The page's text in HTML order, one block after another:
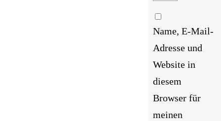
Name, E-Mail-
Adresse und
Website in
diesem
Browser für
meinen